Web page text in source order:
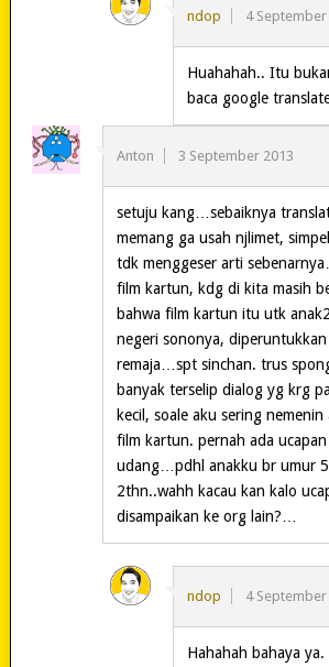
ndop 4 September
Huahahah.. Itu
baca google
Anton 3 September 2013
setuju kang…sebaiknya
memang ga usah njlimet,
tdk menggeser arti
film kartun, kdg di kita masih
bahwa film kartun itu utk
negeri sononya,
remaja…spt sinchan. trus
banyak terselip dialog yg krg
kecil, soale aku sering
film kartun. pernah ada
udang…pdhl anakku br umur
2thn..wahh kacau kan kalo
disampaikan ke org lain?…
ndop 4 September
Hahahah bahaya